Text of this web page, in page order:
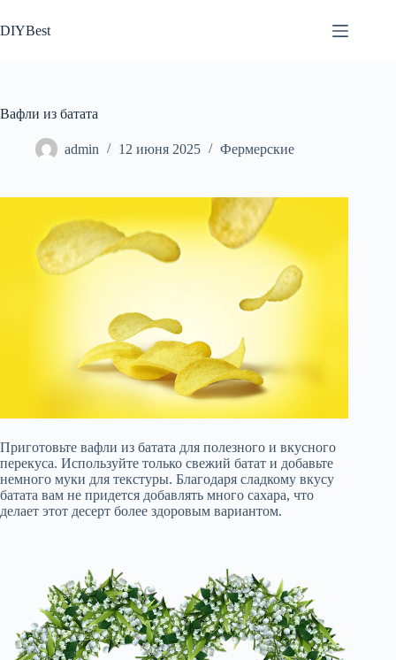
к
сути
DIYBest
Вафли из батата
admin 12 июня 2025 Фермерские
Приготовьте вафли из батата для полезного и вкусного
перекуса. Используйте только свежий батат и добавьте
немного муки для текстуры. Благодаря сладкому вкусу
батата вам не придется добавлять много сахара, что
делает этот десерт более здоровым вариантом.